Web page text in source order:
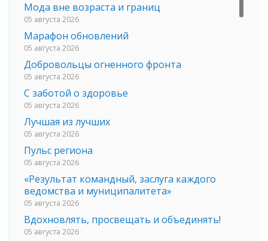
Мода вне возраста и границ
05 августа 2026
Марафон обновлений
05 августа 2026
Добровольцы огненного фронта
05 августа 2026
С заботой о здоровье
05 августа 2026
Лучшая из лучших
05 августа 2026
Пульс региона
05 августа 2026
«Результат командный, заслуга каждого
ведомства и муниципалитета»
05 августа 2026
Вдохновлять, просвещать и объединять!
05 августа 2026